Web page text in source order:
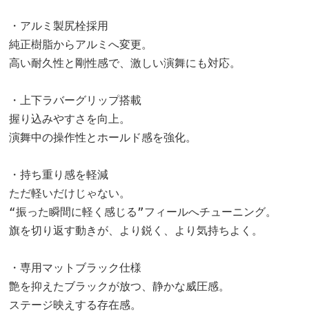
・アルミ製尻栓採用
純正樹脂からアルミへ変更。
高い耐久性と剛性感で、激しい演舞にも対応。
・上下ラバーグリップ搭載
握り込みやすさを向上。
演舞中の操作性とホールド感を強化。
・持ち重り感を軽減
ただ軽いだけじゃない。
“振った瞬間に軽く感じる”フィールへチューニング。
旗を切り返す動きが、より鋭く、より気持ちよく。
・専用マットブラック仕様
艶を抑えたブラックが放つ、静かな威圧感。
ステージ映えする存在感。